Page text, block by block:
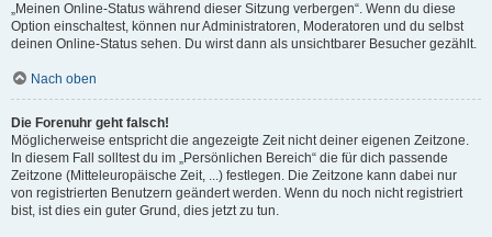
„Meinen Online-Status während dieser Sitzung verbergen“. Wenn du diese
Option einschaltest, können nur Administratoren, Moderatoren und du selbst
deinen Online-Status sehen. Du wirst dann als unsichtbarer Besucher gezählt.
Nach oben
Die Forenuhr geht falsch!
Möglicherweise entspricht die angezeigte Zeit nicht deiner eigenen Zeitzone.
In diesem Fall solltest du im „Persönlichen Bereich“ die für dich passende
Zeitzone (Mitteleuropäische Zeit, ...) festlegen. Die Zeitzone kann dabei nur
von registrierten Benutzern geändert werden. Wenn du noch nicht registriert
bist, ist dies ein guter Grund, dies jetzt zu tun.